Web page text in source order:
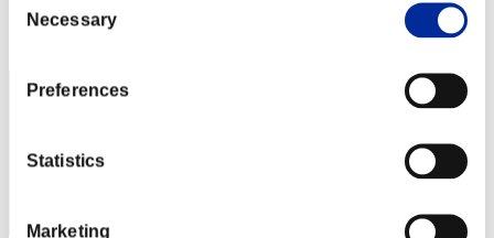
Selection
Necessary
Preferences
Statistics
Marketing
Posizione